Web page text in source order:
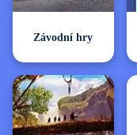
Závodní hry